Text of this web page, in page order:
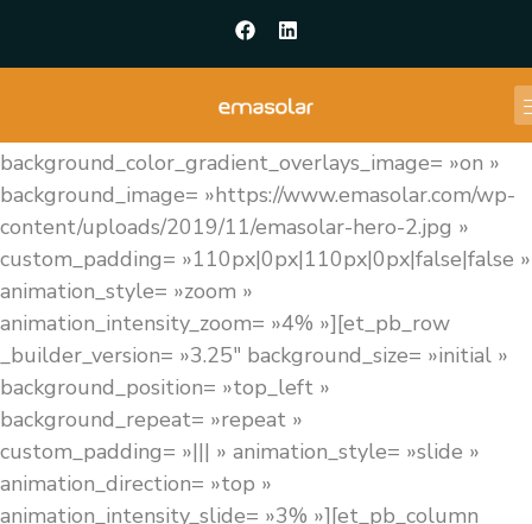
_builder_version= »4.9.4″
use_background_color_gradient= »on »
background_color_gradient_start= »rgba(0,0,0,0.6) »
background_color_gradient_overlays_image= »on »
background_image= »https://www.emasolar.com/wp-
content/uploads/2019/11/emasolar-hero-2.jpg »
custom_padding= »110px|0px|110px|0px|false|false »
animation_style= »zoom »
animation_intensity_zoom= »4% »][et_pb_row
_builder_version= »3.25″ background_size= »initial »
background_position= »top_left »
background_repeat= »repeat »
custom_padding= »||| » animation_style= »slide »
animation_direction= »top »
animation_intensity_slide= »3% »][et_pb_column